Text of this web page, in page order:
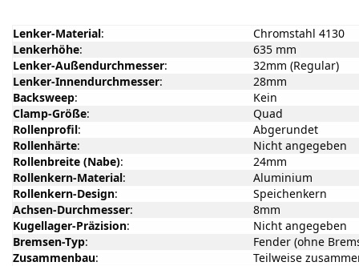
Lenker-Material:
Chromstahl 4130
Lenkerhöhe:
635 mm
Lenker-Außendurchmesser:
32mm (Regular)
Lenker-Innendurchmesser:
28mm
Backsweep:
Kein
Clamp-Größe:
Quad
Rollenprofil:
Abgerundet
Rollenhärte:
Nicht angegeben
Rollenbreite (Nabe):
24mm
Rollenkern-Material:
Aluminium
Rollenkern-Design:
Speichenkern
Achsen-Durchmesser:
8mm
Kugellager-Präzision:
Nicht angegeben
Bremsen-Typ:
Fender (ohne
Zusammenbau: Teilweise